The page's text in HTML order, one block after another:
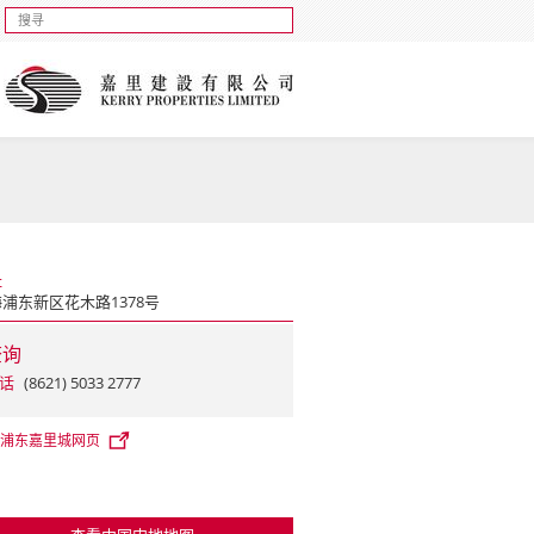
浦东新区花木路1378号
(8621) 5033 2777
东嘉里城网页